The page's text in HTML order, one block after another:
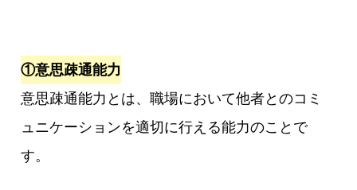
①意思疎通能力
意思疎通能力とは、職場において他者とのコミ
ュニケーションを適切に行える能力のことで
す。